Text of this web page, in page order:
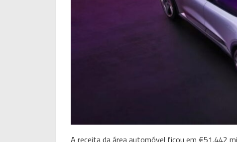
A receita da área automóvel ficou em €51.442